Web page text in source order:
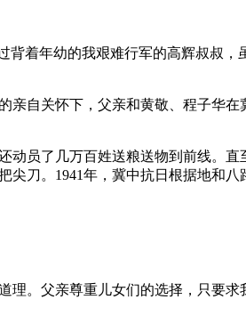
着年幼的我艰难行军的高辉叔叔
自关怀下，父亲和黄敬、程子华
员了几万百姓送粮送物到前线。直
刀。1941年，冀中抗日根据地和
。父亲尊重儿女们的选择，只要